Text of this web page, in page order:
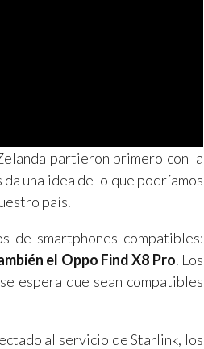
partieron primero con la
da una idea de lo que podríamos
país.
de smartphones compatibles:
el Oppo Find X8 Pro. Los
espera que sean compatibles
al servicio de Starlink, los